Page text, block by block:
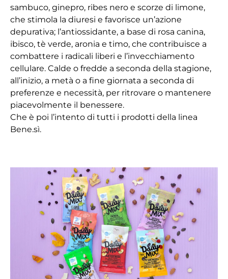
sambuco, ginepro, ribes nero e scorze di limone,
che stimola la diuresi e favorisce un’azione
depurativa; l’antiossidante, a base di rosa canina,
ibisco, tè verde, aronia e timo, che contribuisce a
combattere i radicali liberi e l’invecchiamento
cellulare. Calde o fredde a seconda della stagione,
all’inizio, a metà o a fine giornata a seconda di
preferenze e necessità, per ritrovare o mantenere
piacevolmente il benessere.
Che è poi l’intento di tutti i prodotti della linea
Bene.sì.